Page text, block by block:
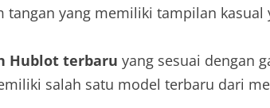
tangan yang memiliki tampilan
Hublot terbaru yang sesuai dengan
salah satu model terbaru dari